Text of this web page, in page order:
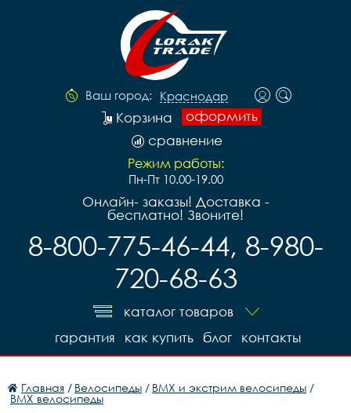
Ваш город: Краснодар
оформить
Корзина
сравнение
Режим работы:
Пн-Пт 10.00-19.00
Онлайн- заказы! Доставка -
бесплатно! Звоните!
8-800-775-46-44, 8-980-
720-68-63
каталог товаров
контакты
блог
как купить
гарантия
Главная / Велосипеды / BMX и экстрим велосипеды /
BMX велосипеды